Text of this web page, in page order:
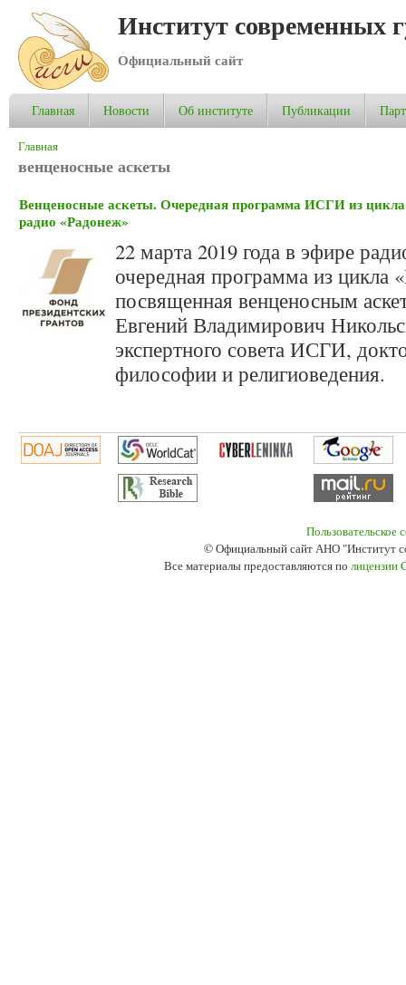
Институт современных
Официальный сайт
Главная Новости Об институте Публикации
Вы здесь
Главная
венценосные аскеты
Венценосные аскеты. Очередная программа ИСГИ из
радио «Радонеж»
22 марта 2019 года в эфире
очередная программа из цикла
посвященная венценосным
Евгений Владимирович
экспертного совета ИСГИ,
философии и религиоведения.
Пользовательское
© Официальный сайт АНО "Институт
Все материалы предоставляются по лицензии